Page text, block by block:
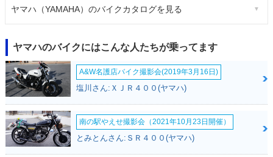
ヤマハ（YAMAHA）のバイクカタログを見る
ヤマハのバイクにはこんな人たちが乗ってます
A&W名護店バイク撮影会(2019年3月16日)
塩川さん:ＸＪＲ４００(ヤマハ)
南の駅やえせ撮影会（2021年10月23日開催）
とみとんさん:ＳＲ４００(ヤマハ)